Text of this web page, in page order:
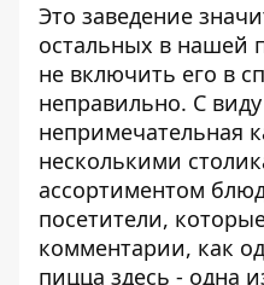
Это заведение
остальных в нашей
не включить его в
неправильно. С
непримечательная
несколькими
ассортиментом
посетители,
комментарии, как
пицца здесь - одна